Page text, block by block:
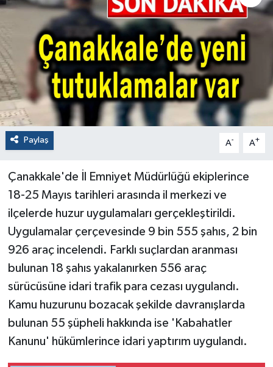
Paylaş A- A+
Çanakkale'de İl Emniyet Müdürlüğü ekiplerince
18-25 Mayıs tarihleri arasında il merkezi ve
ilçelerde huzur uygulamaları gerçekleştirildi.
Uygulamalar çerçevesinde 9 bin 555 şahıs, 2 bin
926 araç incelendi. Farklı suçlardan aranması
bulunan 18 şahıs yakalanırken 556 araç
sürücüsüne idari trafik para cezası uygulandı.
Kamu huzurunu bozacak şekilde davranışlarda
bulunan 55 şüpheli hakkında ise 'Kabahatler
Kanunu' hükümlerince idari yaptırım uygulandı.